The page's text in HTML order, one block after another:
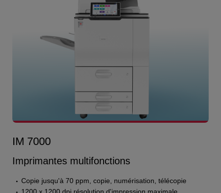
IM 7000
Imprimantes multifonctions
Copie jusqu'à 70 ppm, copie, numérisation, télécopie